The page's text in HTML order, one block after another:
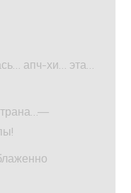
апч-хи… эта…